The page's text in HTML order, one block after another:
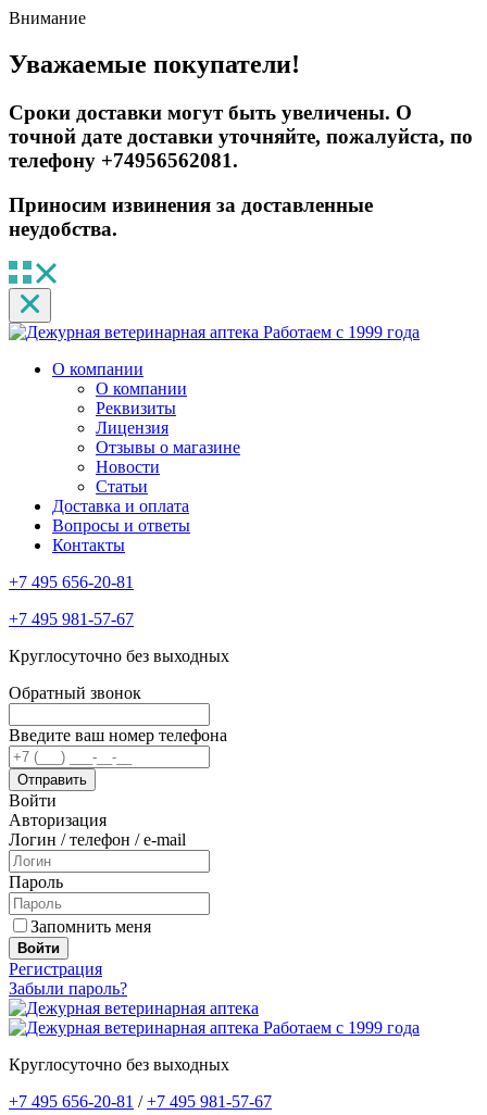
Внимание
Уважаемые покупатели!
Сроки доставки могут быть увеличены. О
точной дате доставки уточняйте, пожалуйста, по
телефону +74956562081.
Приносим извинения за доставленные
неудобства.
Работаем с 1999 года
О компании
О компании
Реквизиты
Лицензия
Отзывы о магазине
Новости
Статьи
Доставка и оплата
Вопросы и ответы
Контакты
+7 495 656-20-81
+7 495 981-57-67
Круглосуточно без выходных
Обратный звонок
Введите ваш номер телефона
Войти
Авторизация
Логин / телефон / e-mail
Пароль
Запомнить меня
Войти
Регистрация
Забыли пароль?
Работаем с 1999 года
Круглосуточно без выходных
+7 495 656-20-81 /+7 495 981-57-67